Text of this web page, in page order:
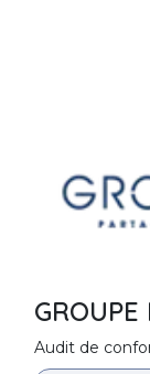
GROUPE
Audit de